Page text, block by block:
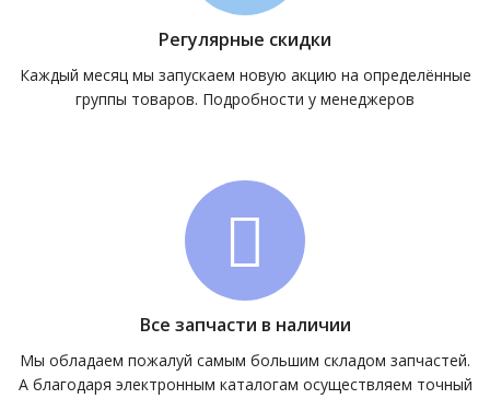
Регулярные скидки
Каждый месяц мы запускаем новую акцию на определённые
группы товаров. Подробности у менеджеров
Все запчасти в наличии
Мы обладаем пожалуй самым большим складом запчастей.
А благодаря электронным каталогам осуществляем точный